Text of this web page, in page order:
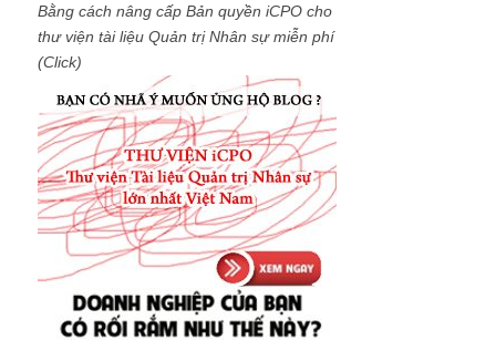
Bằng cách nâng cấp Bản quyền iCPO cho
thư viện tài liệu Quản trị Nhân sự miễn phí
(Click)